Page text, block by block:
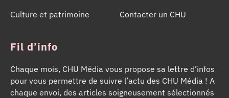
Culture et patrimoine Contacter un CHU
Fil d’info
Chaque mois, CHU Média vous propose sa lettre d’infos
pour vous permettre de suivre l’actu des CHU Média ! A
chaque envoi, des articles soigneusement sélectionnés